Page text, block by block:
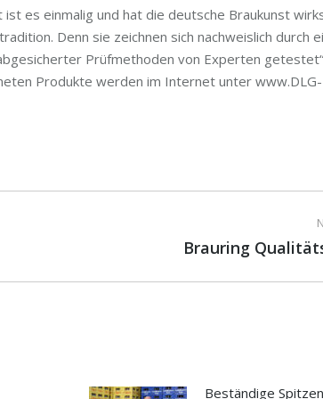
es einmalig und hat die deutsche Braukunst
Denn sie zeichnen sich nachweislich durch
Prüfmethoden von Experten
Produkte werden im Internet unter www.DLG-
Brauring
Beständige